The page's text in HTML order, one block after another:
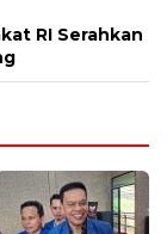
RI Serahkan